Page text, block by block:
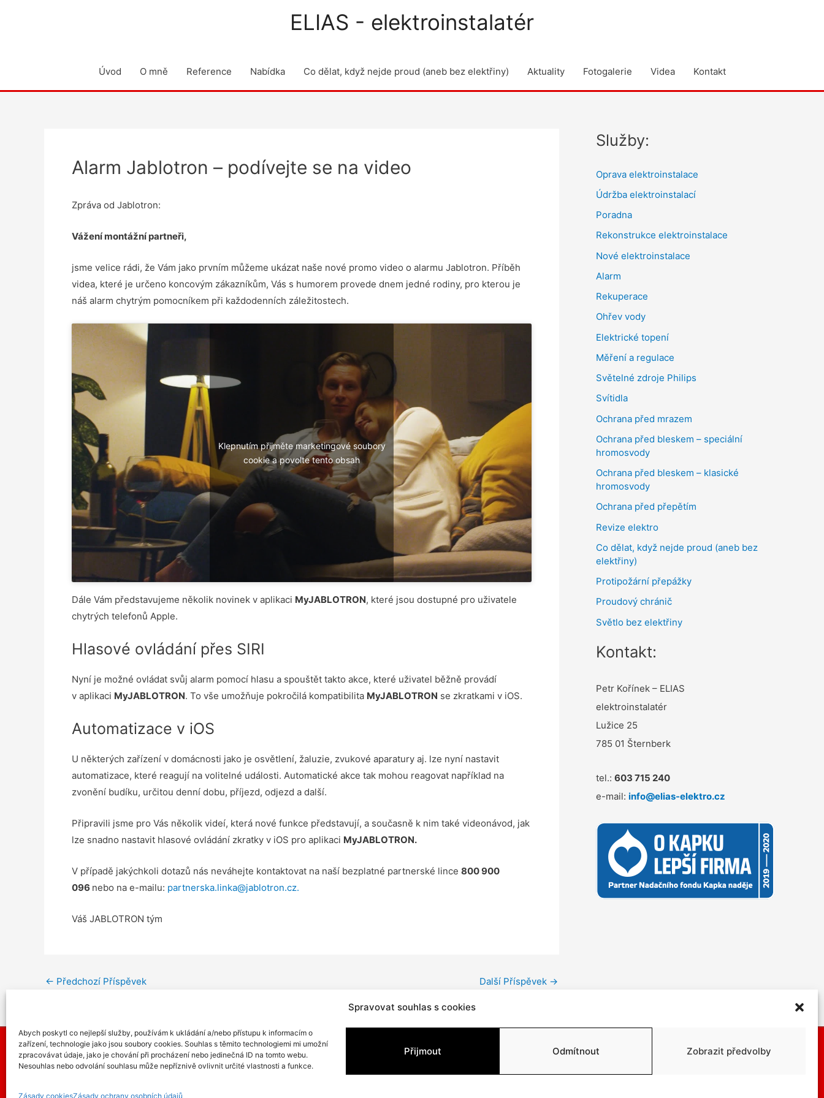
Spravovat souhlas s cookies
Abych poskytl co nejlepší služby, používám k ukládání a/nebo přístupu k informacím o
zařízení, technologie jako jsou soubory cookies. Souhlas s těmito technologiemi mi umožní
zpracovávat údaje, jako je chování při procházení nebo jedinečná ID na tomto webu.
Nesouhlas nebo odvolání souhlasu může nepříznivě ovlivnit určité vlastnosti a funkce.
Přijmout Odmítnout Zobrazit předvolby
Zásady cookiesZásady ochrany osobních údajů
ELIAS - elektroinstalatér
Úvod O mně Reference Nabídka Co dělat, když nejde proud (aneb bez elektřiny) Aktuality Fotogalerie Videa Kontakt
Alarm Jablotron – podívejte se na video
Zpráva od Jablotron:
Vážení montážnípartneři,
jsme velice rádi, že Vám jako prvním můžeme ukázat naše nové promo video o alarmu Jablotron. Příběh
videa, které je určeno koncovým zákazníkům, Vás s humorem provede dnem jedné rodiny, pro kterou je
náš alarm chytrým pomocníkem při každodenních záležitostech.
Klepnutím přijměte marketingové soubory
cookie a povolte tento obsah
Dále Vám představujeme několik novinek v aplikaci MyJABLOTRON, které jsou dostupné pro uživatele
chytrých telefonů Apple.
Hlasové ovládání přes SIRI
Nyní je možné ovládat svůj alarm pomocí hlasu a spouštět takto akce, které uživatel běžně provádí
v aplikaci MyJABLOTRON. To vše umožňuje pokročilá kompatibilita MyJABLOTRON se zkratkami v iOS.
Automatizace v iOS
U některých zařízení v domácnosti jako je osvětlení, žaluzie, zvukové aparatury aj. lze nyní nastavit
automatizace, které reagují na volitelné události. Automatické akce tak mohou reagovat například na
zvonění budíku, určitou denní dobu, příjezd, odjezd a další.
Připravili jsme pro Vás několik videí, která nové funkce představují, a současně k nim také videonávod, jak
lze snadno nastavit hlasové ovládání zkratky v iOS pro aplikaci MyJABLOTRON.
V případě jakýchkoli dotazů nás neváhejte kontaktovat na naší bezplatné partnerské lince 800 900
096 nebo na e-mailu: partnerska.linka@jablotron.cz.
Váš JABLOTRON tým
← Předchozí Příspěvek Další Příspěvek →
Služby:
Oprava elektroinstalace
Údržba elektroinstalací
Poradna
Rekonstrukce elektroinstalace
Nové elektroinstalace
Alarm
Rekuperace
Ohřev vody
Elektrické topení
Měření a regulace
Světelné zdroje Philips
Svítidla
Ochrana před mrazem
Ochrana před bleskem – speciální
hromosvody
Ochrana před bleskem – klasické
hromosvody
Ochrana před přepětím
Revize elektro
Co dělat, když nejde proud (aneb bez
elektřiny)
Protipožární přepážky
Proudový chránič
Světlo bez elektřiny
Kontakt:
Petr Kořínek – ELIAS
elektroinstalatér
Lužice 25
785 01 Šternberk
tel.: 603 715 240
e-mail: info@elias-elektro.cz
Kontakt: Petr Kořínek – ELIAS – elektroinstalatér Mobil 603 715 240 E-mail: info@elias-elektro.cz